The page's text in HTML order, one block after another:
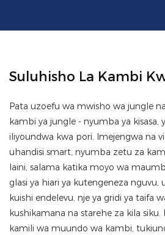
Suluhisho La Kambi
Pata uzoefu wa mwisho wa jungle
kambi ya jungle - nyumba ya kisasa,
iliyoundwa kwa pori. Imejengwa na
uhandisi smart, nyumba zetu za
laini, salama katika moyo wa
glasi ya hiari ya kutengeneza nguvu,
kuishi endelevu, nje ya gridi ya taifa
kushikamana na starehe za kila
kamili wa muundo wa kambi,